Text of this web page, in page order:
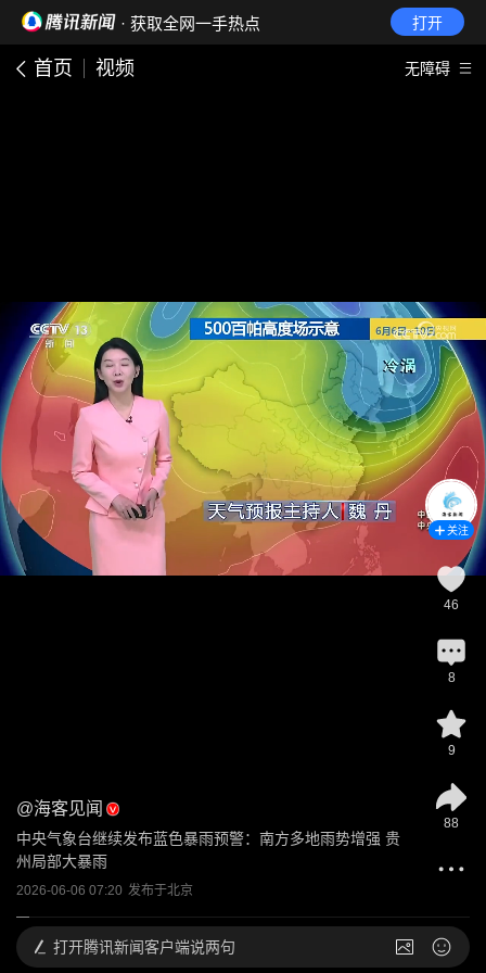
· 获取全网一手热点 打开
首页 视频 无障碍
@海客见闻
中央气象台继续发布蓝色暴雨预警：南方多地雨势增强 贵
州局部大暴雨
2026-06-06 07:20 发布于北京
关注
46
8
9
88
打开腾讯新闻客户端说两句